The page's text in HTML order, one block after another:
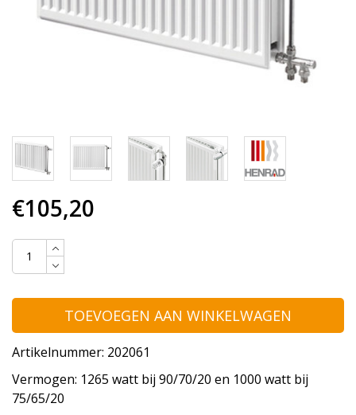
€105,20
TOEVOEGEN AAN WINKELWAGEN
Artikelnummer: 202061
Vermogen: 1265 watt bij 90/70/20 en 1000 watt bij
75/65/20